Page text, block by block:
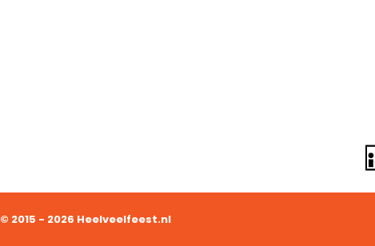
© 2015 - 2026 Heelveelfeest.nl